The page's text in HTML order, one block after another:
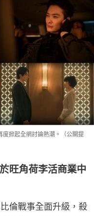
度掀起全網討論熱潮。（公關提
旺角荷李活商業中
倫戰事全面升級，殺